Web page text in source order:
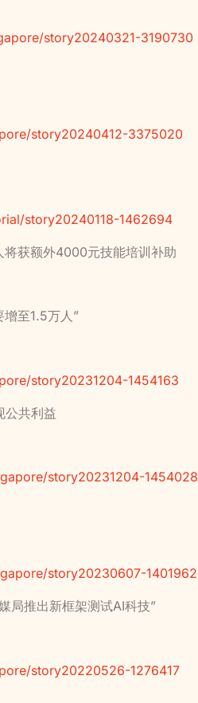
story20240321-3190730
story20240412-3375020
story20240118-1462694
获额外4000元技能培训补助
至1.5万人”
story20231204-1454163
公共利益
story20231204-1454028
story20230607-1401962
局推出新框架测试AI科技”
story20220526-1276417